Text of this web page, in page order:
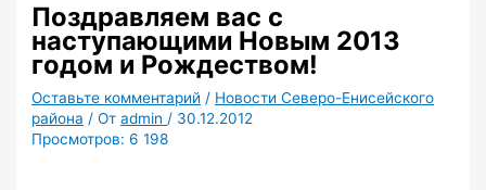
Поздравляем вас с
наступающими Новым 2013
годом и Рождеством!
Оставьте комментарий / Новости Северо-Енисейского
района / Отadmin / 30.12.2012
Просмотров: 6 198